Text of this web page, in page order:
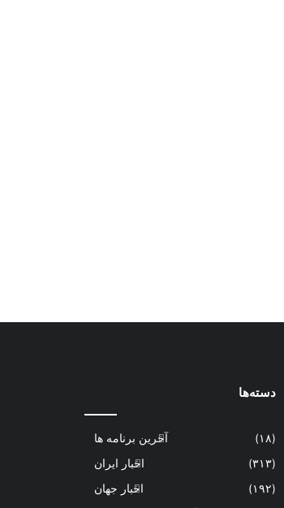
دسته‌ها
آخرین برنامه ها
(۱۸)
اخبار ایران
(۳۱۳)
اخبار جهان
(۱۹۲)